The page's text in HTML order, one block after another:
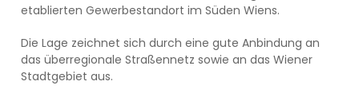
etablierten Gewerbestandort im Süden Wiens.
Die Lage zeichnet sich durch eine gute Anbindung an
das überregionale Straßennetz sowie an das Wiener
Stadtgebiet aus.